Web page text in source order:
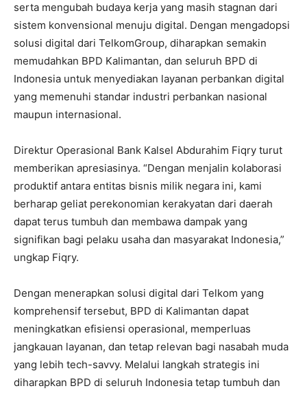
serta mengubah budaya kerja yang masih stagnan dari
sistem konvensional menuju digital. Dengan mengadopsi
solusi digital dari TelkomGroup, diharapkan semakin
memudahkan BPD Kalimantan, dan seluruh BPD di
Indonesia untuk menyediakan layanan perbankan digital
yang memenuhi standar industri perbankan nasional
maupun internasional.
Direktur Operasional Bank Kalsel Abdurahim Fiqry turut
memberikan apresiasinya. “Dengan menjalin kolaborasi
produktif antara entitas bisnis milik negara ini, kami
berharap geliat perekonomian kerakyatan dari daerah
dapat terus tumbuh dan membawa dampak yang
signifikan bagi pelaku usaha dan masyarakat Indonesia,”
ungkap Fiqry.
Dengan menerapkan solusi digital dari Telkom yang
komprehensif tersebut, BPD di Kalimantan dapat
meningkatkan efisiensi operasional, memperluas
jangkauan layanan, dan tetap relevan bagi nasabah muda
yang lebih tech-savvy. Melalui langkah strategis ini
diharapkan BPD di seluruh Indonesia tetap tumbuh dan